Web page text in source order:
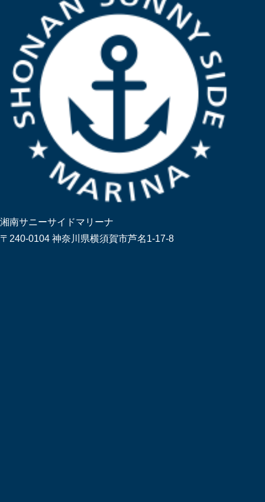
湘南サニーサイドマリーナ
〒240-0104 神奈川県横須賀市芦名1-17-8